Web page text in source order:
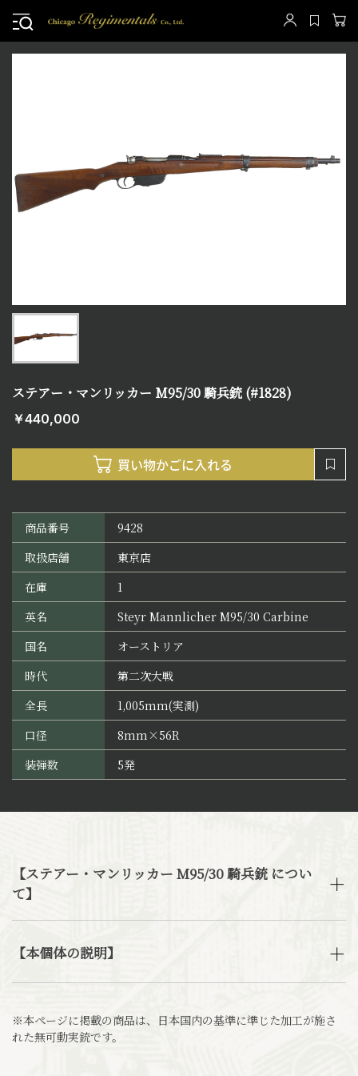
ステアー・マンリッカー M95/30 騎兵銃 (#1828)
￥440,000
商品番号
9428
取扱店舗
東京店
在庫
1
英名
Steyr Mannlicher M95/30 Carbine
国名
オーストリア
時代
第二次大戦
全長
1,005mm(実測)
口径
8mm×56R
装弾数
5発
【ステアー・マンリッカー M95/30 騎兵銃 につい
て】
【本個体の説明】
※本ページに掲載の商品は、日本国内の基準に準じた加工が施さ
れた無可動実銃です。